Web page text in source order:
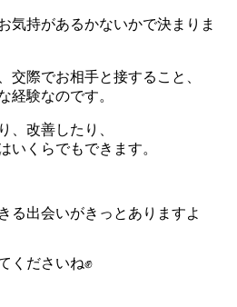
気持があるかないかで決まりま
交際でお相手と接すること、
経験なのです。
、改善したり、
いくらでもできます。
る出会いがきっとありますよ
くださいね✊